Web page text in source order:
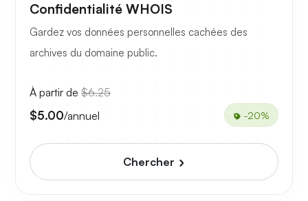
Confidentialité WHOIS
Gardez vos données personnelles cachées des
archives du domaine public.
À partir de $6.25
$5.00/annuel -20%
Chercher